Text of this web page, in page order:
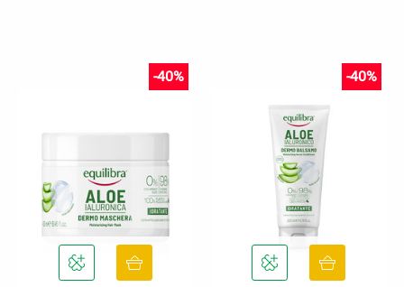
-40% -40%